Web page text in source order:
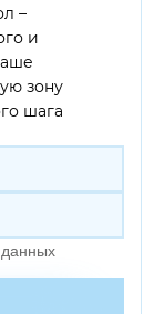
–
и
зону
шага